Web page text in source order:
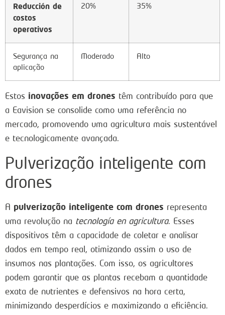
Reducción de
costos
operativos
20% 35%
Segurança na
aplicação
Moderado Alto
Estos inovações em drones têm contribuído para que
a Eavision se consolide como uma referência no
mercado, promovendo uma agricultura mais sustentável
e tecnologicamente avançada.
Pulverização inteligente com
drones
A pulverização inteligente com drones representa
uma revolução na tecnología en agricultura. Esses
dispositivos têm a capacidade de coletar e analisar
dados em tempo real, otimizando assim o uso de
insumos nas plantações. Com isso, os agricultores
podem garantir que as plantas recebam a quantidade
exata de nutrientes e defensivos na hora certa,
minimizando desperdícios e maximizando a eficiência.